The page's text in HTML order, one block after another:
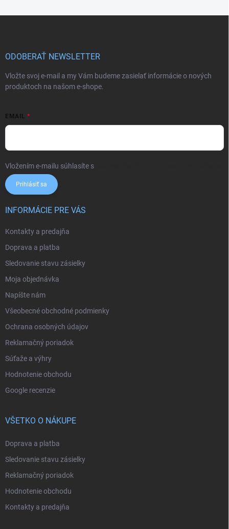
ODOBERAŤ NEWSLETTER
Vložte svoj e-mail a my Vám budeme zasielať informácie o nových
produktoch na našom e-shope.
EMAIL
Vložením e-mailu súhlasíte s
Prihlásiť sa
INFORMÁCIE PRE VÁS
Kontakty a predajňa
Doprava a platba
Sledovanie stavu zásielky
Moja objednávka
Napíšte nám
Všeobecné obchodné podmienky
Ochrana osobných údajov
Reklamačný poriadok
Súťaže a výhry
Hodnotenie obchodu
Google recenzie
VŠETKO O NÁKUPE
Doprava a platba
Sledovanie stavu zásielky
Reklamačný poriadok
Hodnotenie obchodu
Kontakty a predajňa